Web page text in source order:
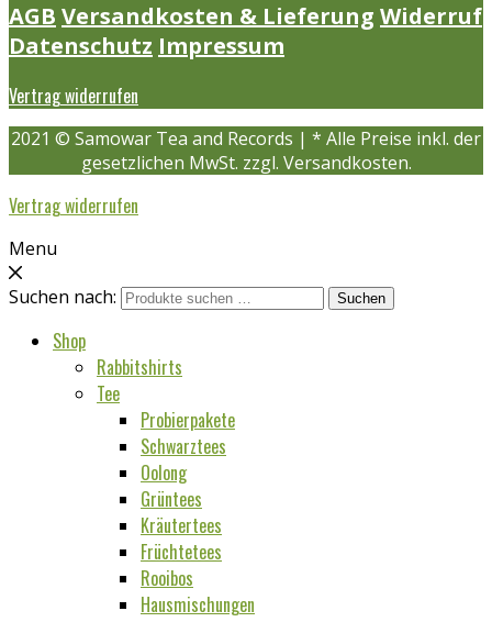
AGB Versandkosten & Lieferung Widerruf
Datenschutz Impressum
Vertrag widerrufen
2021 © Samowar Tea and Records | * Alle Preise inkl. der
gesetzlichen MwSt. zzgl. Versandkosten.
Vertrag widerrufen
Menu
Suchen nach:
Suchen
Shop
Rabbitshirts
Tee
Probierpakete
Schwarztees
Oolong
Grüntees
Kräutertees
Früchtetees
Rooibos
Hausmischungen